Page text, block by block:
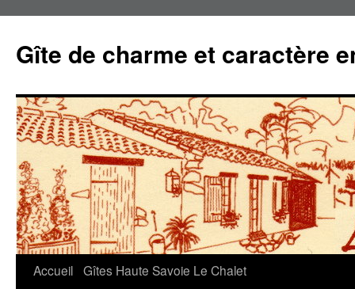
Gîte de charme et caractère
Aller
Accueil Gîtes Haute Savoie Le Chalet